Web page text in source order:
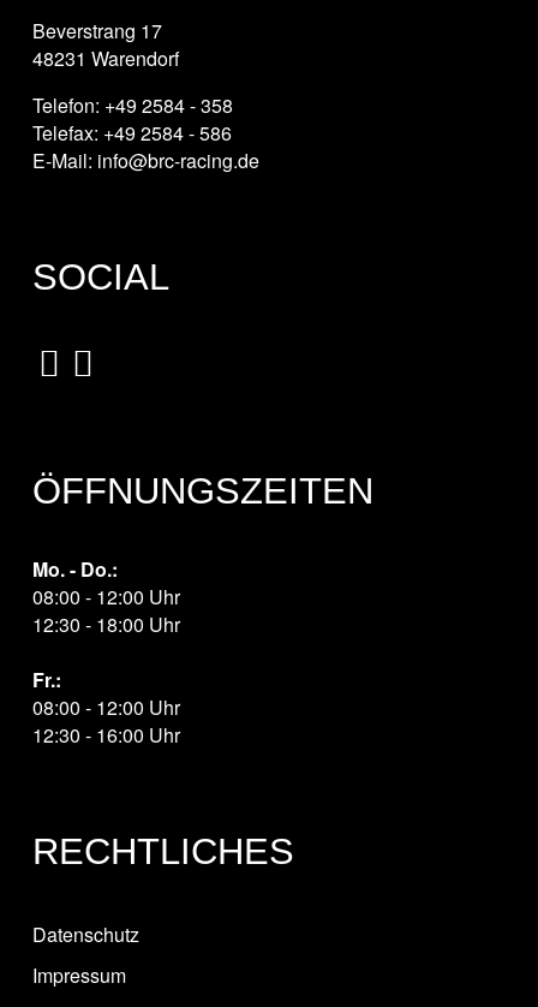
Beverstrang 17
48231 Warendorf
Telefon: +49 2584 - 358
Telefax: +49 2584 - 586
E-Mail: info@brc-racing.de
SOCIAL
ÖFFNUNGSZEITEN
Mo. - Do.:
08:00 - 12:00 Uhr
12:30 - 18:00 Uhr
Fr.:
08:00 - 12:00 Uhr
12:30 - 16:00 Uhr
RECHTLICHES
Datenschutz
Impressum